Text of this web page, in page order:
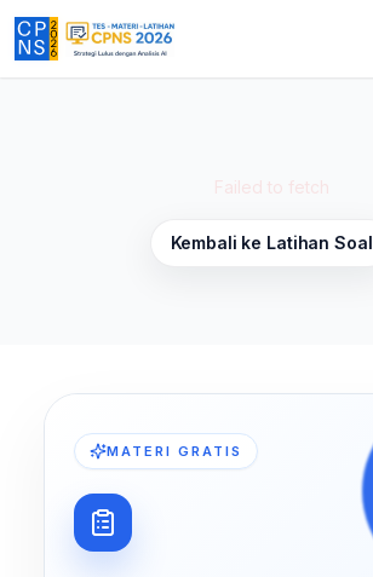
Kembali ke Latihan Soal
MATERI GRATIS